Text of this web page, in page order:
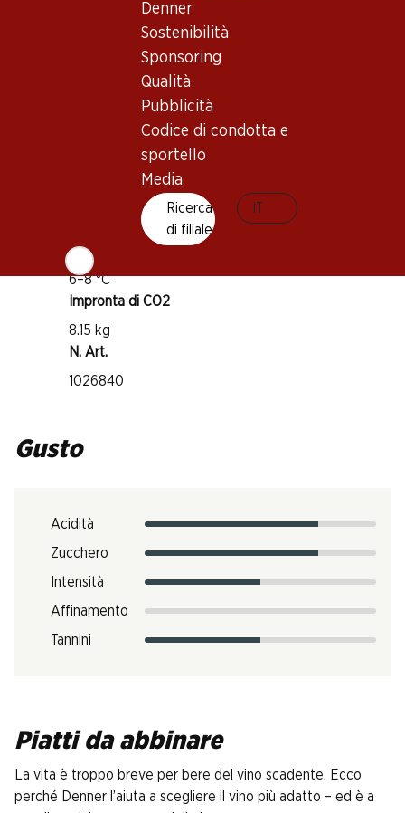
Denner
Sostenibilità
Sponsoring
Qualità
Pubblicità
Codice di condotta e
sportello
Media
Ricerca
di filiale
Buono a sapersi
Diversi vitigni
Maturità di beva
Temperatura di beva
6–8 °C
Impronta di CO2
8.15 kg
N. Art.
1026840
Gusto
Acidità
Zucchero
Intensità
Affinamento
Tannini
Piatti da abbinare
La vita è troppo breve per bere del vino scadente. Ecco
perché Denner l’aiuta a scegliere il vino più adatto – ed è a